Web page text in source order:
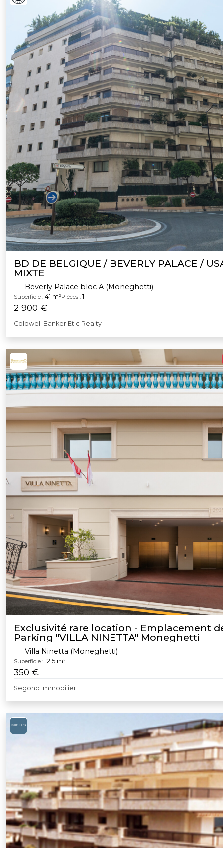
BD DE BELGIQUE / BEVERLY PALACE / USAGE
MIXTE
Beverly Palace bloc A (Moneghetti)
Superficie : 41 m²Pièces : 1
2 900 €
Coldwell Banker Etic Realty
Exclusivité rare location - Emplacement
Parking "VILLA NINETTA" Moneghetti
Villa Ninetta (Moneghetti)
Superficie : 12.5 m²
350 €
Segond Immobilier